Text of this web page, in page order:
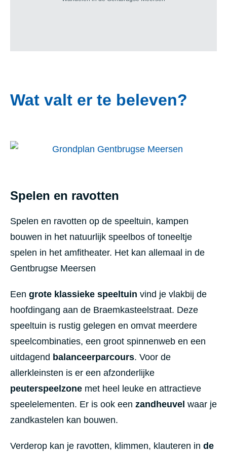
Wat valt er te beleven?
Spelen en ravotten
Spelen en ravotten op de speeltuin, kampen
bouwen in het natuurlijk speelbos of toneeltje
spelen in het amfitheater. Het kan allemaal in de
Gentbrugse Meersen
Een grote klassieke speeltuin vind je vlakbij de
hoofdingang aan de Braemkasteelstraat. Deze
speeltuin is rustig gelegen en omvat meerdere
speelcombinaties, een groot spinnenweb en een
uitdagend balanceerparcours. Voor de
allerkleinsten is er een afzonderlijke
peuterspeelzone met heel leuke en attractieve
speelelementen. Er is ook een zandheuvel waar je
zandkastelen kan bouwen.
Verderop kan je ravotten, klimmen, klauteren in de